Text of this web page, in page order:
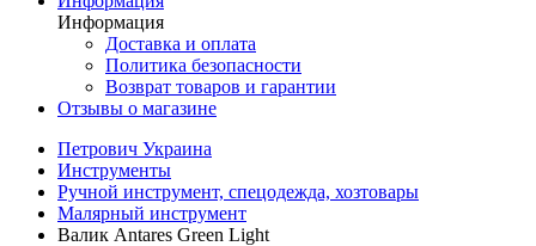
Информация
Доставка и оплата
Политика безопасности
Возврат товаров и гарантии
Отзывы о магазине
Петрович Украина
Инструменты
Ручной инструмент, спецодежда, хозтовары
Малярный инструмент
Валик Antares Green Light